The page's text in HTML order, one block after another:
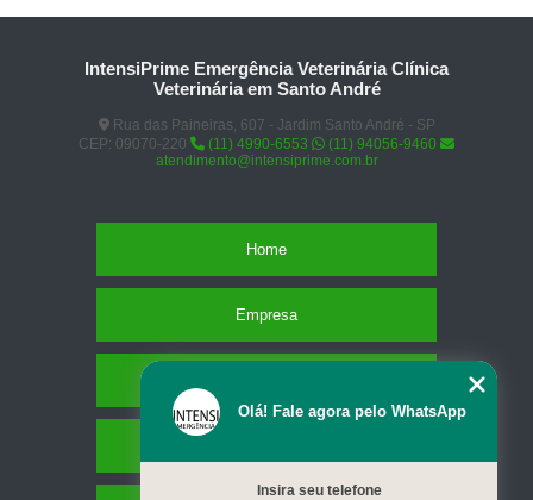
IntensiPrime Emergência Veterinária Clínica
Veterinária em Santo André
Rua das Paineiras, 607 - Jardim Santo André - SP
CEP: 09070-220
(11) 4990-6553
(11) 94056-9460
atendimento@intensiprime.com.br
Home
Empresa
Olá! Fale agora pelo WhatsApp
Insira seu telefone